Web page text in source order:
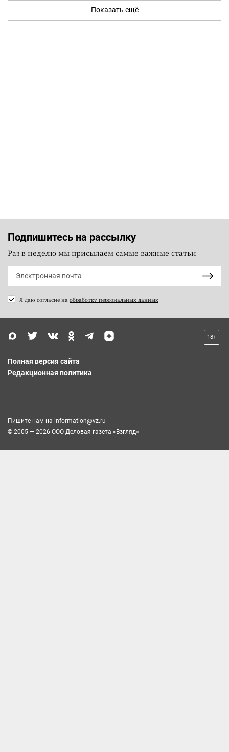
Показать ещё
Подпишитесь на рассылку
Раз в неделю мы присылаем самые важные статьи
Я даю согласие на обработку персональных данных
18+
Полная версия сайта
Редакционная политика
Пишите нам на information@vz.ru
© 2005 — 2026 ООО Деловая газета «Взгляд»